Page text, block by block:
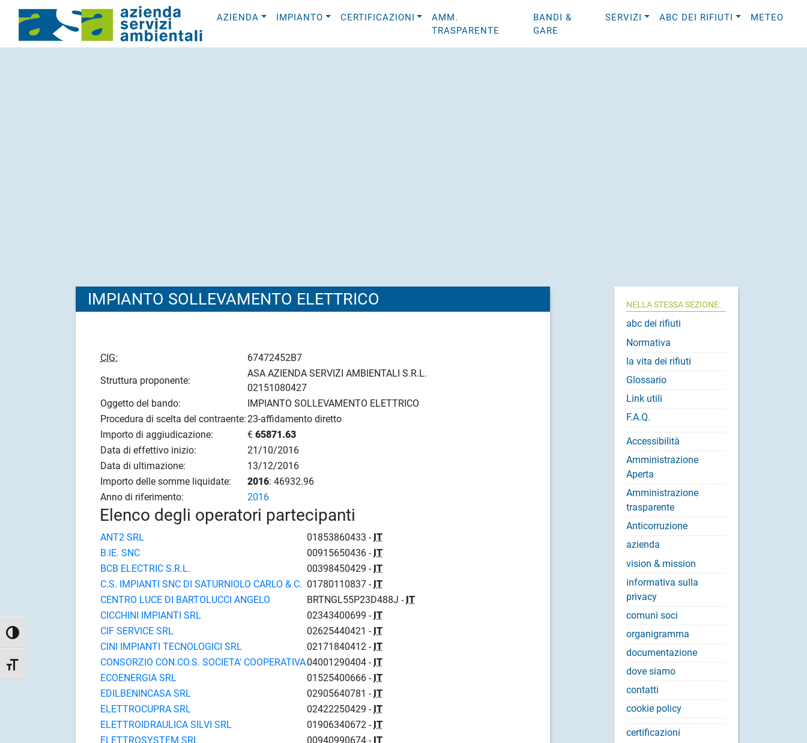
Attiva/disattiva alto contrasto
Attiva/disattiva dimensione testo
AZIENDA IMPIANTO CERTIFICAZIONI
AMM.
TRASPARENTE
BANDI &
GARE
SERVIZI ABC DEI RIFIUTI METEO
IMPIANTO SOLLEVAMENTO ELETTRICO
CIG:
67472452B7
Struttura proponente:
ASA AZIENDA SERVIZI AMBIENTALI S.R.L.
02151080427
Oggetto del bando:
IMPIANTO SOLLEVAMENTO ELETTRICO
Procedura di scelta del contraente:23-affidamento diretto
Importo di aggiudicazione:
€65871.63
Data di effettivo inizio:
21/10/2016
Data di ultimazione:
13/12/2016
Importo delle somme liquidate:
2016: 46932.96
Anno di riferimento:
2016
Elenco degli operatori partecipanti
ANT2 SRL 01853860433 - IT
B.IE. SNC
00915650436 - IT
BCB ELECTRIC S.R.L.
00398450429 - IT
C.S. IMPIANTI SNC DI SATURNIOLO CARLO & C. 01780110837 - IT
CENTRO LUCE DI BARTOLUCCI ANGELO
BRTNGL55P23D488J - IT
CICCHINI IMPIANTI SRL
02343400699 - IT
CIF SERVICE SRL
02625440421 - IT
CINI IMPIANTI TECNOLOGICI SRL
02171840412 - IT
CONSORZIO CON.CO.S. SOCIETA' COOPERATIVA04001290404 - IT
ECOENERGIA SRL
01525400666 - IT
EDILBENINCASA SRL
02905640781 - IT
ELETTROCUPRA SRL
02422250429 - IT
ELETTROIDRAULICA SILVI SRL
01906340672 - IT
ELETTROSYSTEM SRL
00940990674 - IT
NELLA STESSA SEZIONE:
abc dei rifiuti
Normativa
la vita dei rifiuti
Glossario
Link utili
F.A.Q.
Accessibilità
Amministrazione
Aperta
Amministrazione
trasparente
Anticorruzione
azienda
vision & mission
informativa sulla
privacy
comuni soci
organigramma
documentazione
dove siamo
contatti
cookie policy
certificazioni